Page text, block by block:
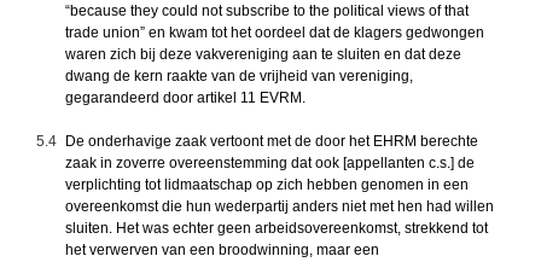
“because they could not subscribe to the political views of that
trade union” en kwam tot het oordeel dat de klagers gedwongen
waren zich bij deze vakvereniging aan te sluiten en dat deze
dwang de kern raakte van de vrijheid van vereniging,
gegarandeerd door artikel 11 EVRM.
5.4
De onderhavige zaak vertoont met de door het EHRM berechte
zaak in zoverre overeenstemming dat ook [appellanten c.s.] de
verplichting tot lidmaatschap op zich hebben genomen in een
overeenkomst die hun wederpartij anders niet met hen had willen
sluiten. Het was echter geen arbeidsovereenkomst, strekkend tot
het verwerven van een broodwinning, maar een